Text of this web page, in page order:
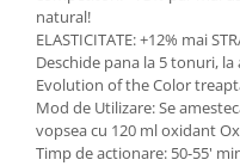
natural!
ELASTICITATE: +12% mai
Deschide pana la 5 tonuri,
Evolution of the Color
Mod de Utilizare: Se
vopsea cu 120 ml oxidant
Timp de actionare: 50-55'